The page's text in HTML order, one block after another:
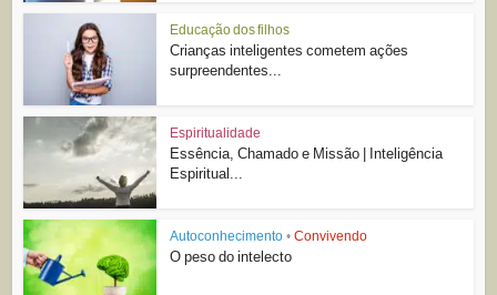
Educação dos filhos
Crianças inteligentes cometem ações
surpreendentes...
Espiritualidade
Essência, Chamado e Missão | Inteligência
Espiritual...
Autoconhecimento • Convivendo
O peso do intelecto